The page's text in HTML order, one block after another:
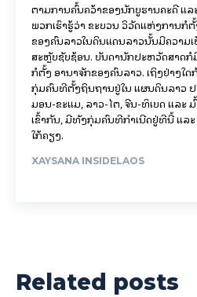
ຕາມການຄົ້ນຄວ້າຂອງນັກບູຮານຄະດີ ແ
ພວກເຮົາຮູ້ວ່າ ຂະບວນ ວິວັດແຫ່ງການກໍ່
ຂອງຄົນລາວໃນດິນແດນລາວນັ້ນມີຄວາມ
ສະຫຼັບຊັບຊ້ອນ. ບັນດານັກປະຫວັດສາດ
ກໍ່ຕັ້ງ ອານາຈັກຂອງຄົນລາວ. ເຖິງຢ່າງໃ
ກຸ່ມຄົນທີ່ຕັ້ງຖິ່ນຖານຢູ່ໃນ ແຜນດິນລາວ ປ
ມອນ-ຂະແມ, ລາວ-ໄຕ, ຈີນ-ທິເບດ ແລະ
ເຂົ້າກັນ, ມີທັງກຸ່ມຄົນທີ່ກຳເນີດຢູ່ທີ່ນີ້ ແລະ
ໃກ້ຄຽງ.
XAYSANA INSIDELAOS
Related posts